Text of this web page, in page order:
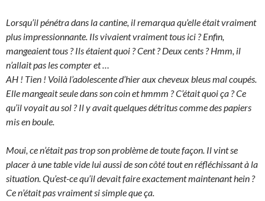
Lorsqu’il pénétra dans la cantine, il remarqua qu’elle était vraiment
plus impressionnante. Ils vivaient vraiment tous ici ? Enfin,
mangeaient tous ? Ils étaient quoi ? Cent ? Deux cents ? Hmm, il
n’allait pas les compter et …
AH ! Tien ! Voilà l’adolescente d’hier aux cheveux bleus mal coupés.
Elle mangeait seule dans son coin et hmmm ? C’était quoi ça ? Ce
qu’il voyait au sol ? Il y avait quelques détritus comme des papiers
mis en boule.
Moui, ce n’était pas trop son problème de toute façon. Il vint se
placer à une table vide lui aussi de son côté tout en réfléchissant à la
situation. Qu’est-ce qu’il devait faire exactement maintenant hein ?
Ce n’était pas vraiment si simple que ça.